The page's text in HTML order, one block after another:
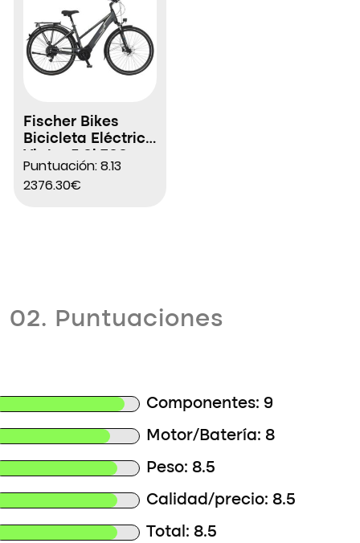
Fischer Bikes
Bicicleta Eléctrica
Puntuación: 8.13
2376.30€
02. Puntuaciones
Componentes: 9
Motor/Batería: 8
Peso: 8.5
Calidad/precio: 8.5
Total: 8.5